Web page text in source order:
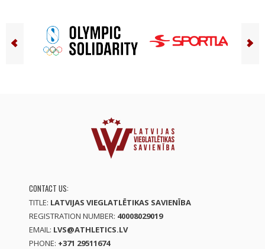
CONTACT US:
TITLE: LATVIJAS VIEGLATLĒTIKAS SAVIENĪBA
REGISTRATION NUMBER: 40008029019
EMAIL: LVS@ATHLETICS.LV
PHONE: +371 29511674